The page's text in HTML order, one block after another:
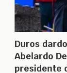
Duros
Abelardo
presidente